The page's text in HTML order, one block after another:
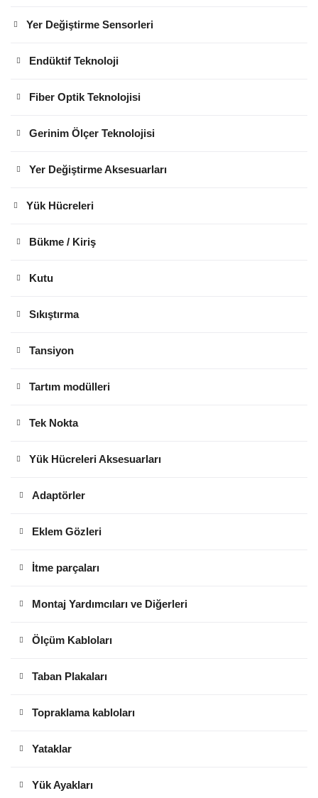
Yer Değiştirme Sensorleri
Endüktif Teknoloji
Fiber Optik Teknolojisi
Gerinim Ölçer Teknolojisi
Yer Değiştirme Aksesuarları
Yük Hücreleri
Bükme / Kiriş
Kutu
Sıkıştırma
Tansiyon
Tartım modülleri
Tek Nokta
Yük Hücreleri Aksesuarları
Adaptörler
Eklem Gözleri
İtme parçaları
Montaj Yardımcıları ve Diğerleri
Ölçüm Kabloları
Taban Plakaları
Topraklama kabloları
Yataklar
Yük Ayakları